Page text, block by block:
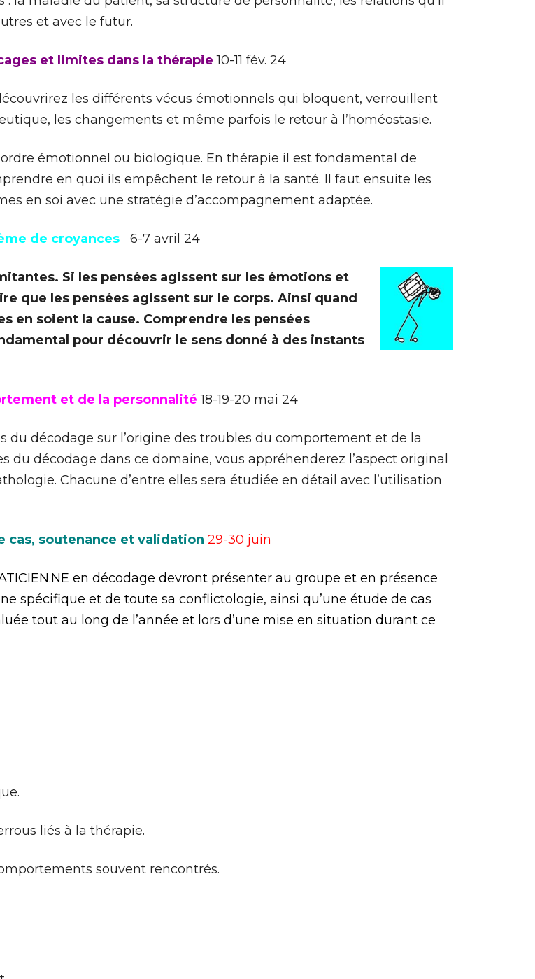
et avec le futur.
et limites dans la thérapie10-11 fév. 24
les différents vécus émotionnels qui bloquent, verrouillent
les changements et même parfois le retour à l’homéostasie.
émotionnel ou biologique. En thérapie il est fondamental de
en quoi ils empêchent le retour à la santé. Il faut ensuite les
en soi avec une stratégie d’accompagnement adaptée.
de croyances 6-7 avril 24
Si les pensées agissent sur les émotions et
que les pensées agissent sur le corps. Ainsi quand
en soient la cause. Comprendre les pensées
pour découvrir le sens donné à des instants
et de la personnalité18-19-20 mai 24
du décodage sur l’origine des troubles du comportement et de la
décodage dans ce domaine, vous appréhenderez l’aspect original
Chacune d’entre elles sera étudiée en détail avec l’utilisation
cas, soutenance et validation 29-30 juin
en décodage devront présenter au groupe et en présence
spécifique et de toute sa conflictologie, ainsi qu’une étude de cas
tout au long de l’année et lors d’une mise en situation durant ce
liés à la thérapie.
souvent rencontrés.